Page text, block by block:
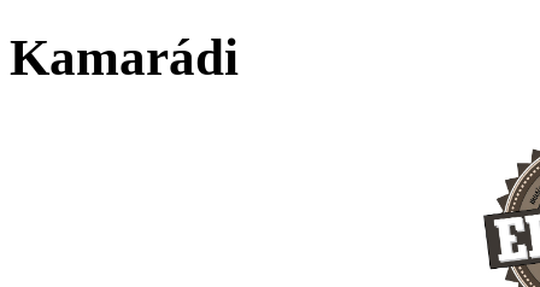
Kamarádi